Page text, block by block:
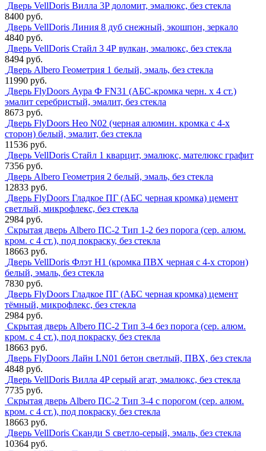
Дверь VellDoris Вилла 3P доломит, эмалюкс, без стекла
8400 руб.
Дверь VellDoris Линия 8 дуб снежный, экошпон, зеркало
4840 руб.
Дверь VellDoris Стайл 3 4Р вулкан, эмалюкс, без стекла
8494 руб.
Дверь Albero Геометрия 1 белый, эмаль, без стекла
11990 руб.
Дверь FlyDoors Аура Ф FN31 (АБС-кромка черн. х 4 ст.)
эмалит серебристый, эмалит, без стекла
8673 руб.
Дверь FlyDoors Нео N02 (черная алюмин. кромка с 4-х
сторон) белый, эмалит, без стекла
11536 руб.
Дверь VellDoris Стайл 1 кварцит, эмалюкс, мателюкс графит
7356 руб.
Дверь Albero Геометрия 2 белый, эмаль, без стекла
12833 руб.
Дверь FlyDoors Гладкое ПГ (АБС черная кромка) цемент
светлый, микрофлекс, без стекла
2984 руб.
Скрытая дверь Albero ПС-2 Тип 1-2 без порога (сер. алюм.
кром. с 4 ст.), под покраску, без стекла
18663 руб.
Дверь VellDoris Флэт H1 (кромка ПВХ черная с 4-х сторон)
белый, эмаль, без стекла
7830 руб.
Дверь FlyDoors Гладкое ПГ (АБС черная кромка) цемент
тёмный, микрофлекс, без стекла
2984 руб.
Скрытая дверь Albero ПС-2 Тип 3-4 без порога (сер. алюм.
кром. с 4 ст.), под покраску, без стекла
18663 руб.
Дверь FlyDoors Лайн LN01 бетон светлый, ПВХ, без стекла
4848 руб.
Дверь VellDoris Вилла 4P серый агат, эмалюкс, без стекла
7735 руб.
Скрытая дверь Albero ПС-2 Тип 3-4 с порогом (сер. алюм.
кром. с 4 ст.), под покраску, без стекла
18663 руб.
Дверь VellDoris Сканди S светло-серый, эмаль, без стекла
10364 руб.